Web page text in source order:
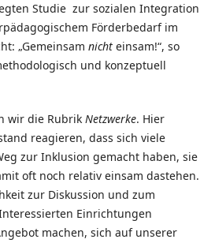
Studie zur sozialen Integration
Förderbedarf im
„Gemeinsam nichteinsam!“, so
und konzeptuell
wir die Rubrik Netzwerke. Hier
reagieren, dass sich viele
zur Inklusion gemacht haben, sie
oft noch relativ einsam dastehen.
zur Diskussion und zum
Einrichtungen
machen, sich auf unserer